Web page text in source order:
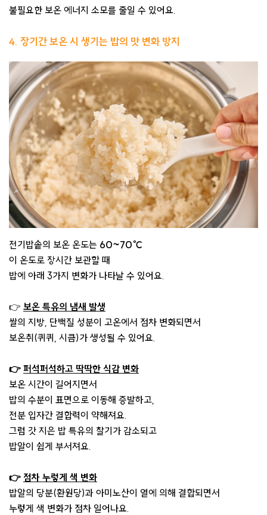
불필요한 보온 에너지 소모를 줄일 수 있어요.
4. 장기간 보온 시 생기는 밥의 맛 변화 방지
전기밥솥의 보온 온도는 60~70℃
이 온도로 장시간 보관할 때
밥에 아래 3가지 변화가 나타날 수 있어요.
👉 보온 특유의 냄새 발생
쌀의 지방, 단백질 성분이 고온에서 점차 변화되면서
보온취(퀴퀴, 시큼)가 생성될 수 있어요.
👉 퍼석퍼석하고 딱딱한 식감 변화
보온 시간이 길어지면서
밥의 수분이 표면으로 이동해 증발하고,
전분 입자간 결합력이 약해져요.
그럼 갓 지은 밥 특유의 찰기가 감소되고
밥알이 쉽게 부서져요.
👉 점차 누렇게 색 변화
밥알의 당분(환원당)과 아미노산이 열에 의해 결합되면서
누렇게 색 변화가 점차 일어나요.